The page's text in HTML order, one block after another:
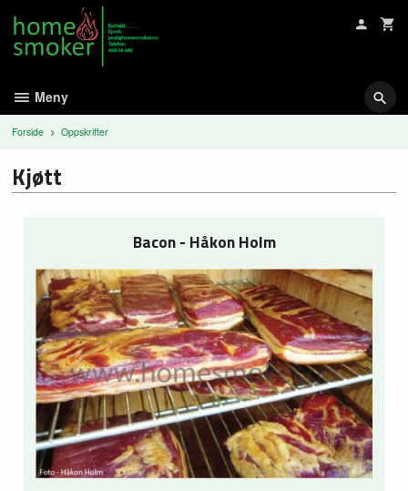
innholdet
Meny
Forside Oppskrifter
Kjøtt
Bacon - Håkon Holm